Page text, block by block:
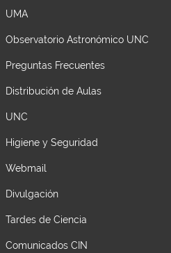
UMA
Observatorio Astronómico UNC
Preguntas Frecuentes
Distribución de Aulas
UNC
Higiene y Seguridad
Webmail
Divulgación
Tardes de Ciencia
Comunicados CIN